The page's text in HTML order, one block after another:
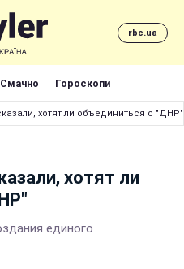
rbc.ua
Смачно Гороскопи
хотят ли объединиться с "ДНР"
хотят ли
единого